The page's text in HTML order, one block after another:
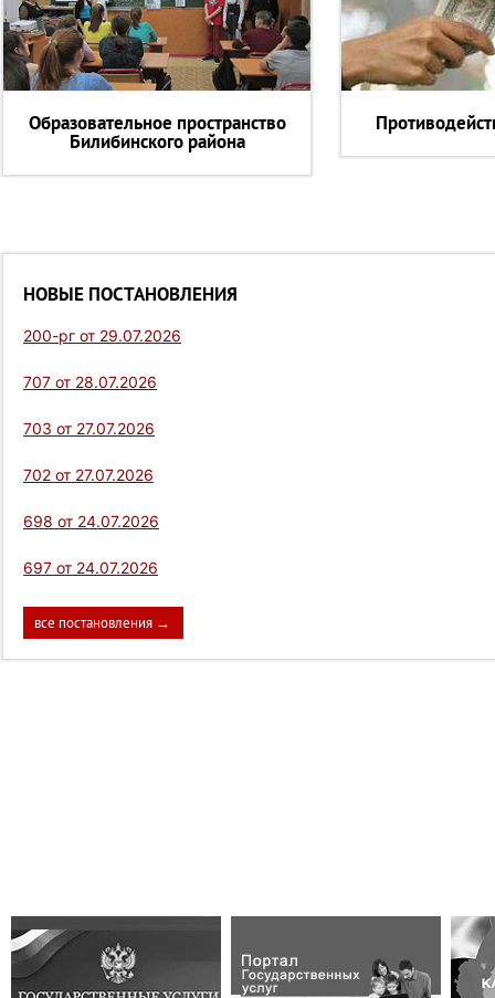
Образовательное пространство
Билибинского района
НОВЫЕ ПОСТАНОВЛЕНИЯ
200-рг от 29.07.2026
707 от 28.07.2026
703 от 27.07.2026
702 от 27.07.2026
698 от 24.07.2026
697 от 24.07.2026
все постановления →